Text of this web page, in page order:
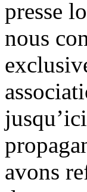
presse
nous
avons